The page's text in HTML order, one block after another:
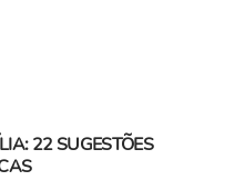
22 SUGESTÕES